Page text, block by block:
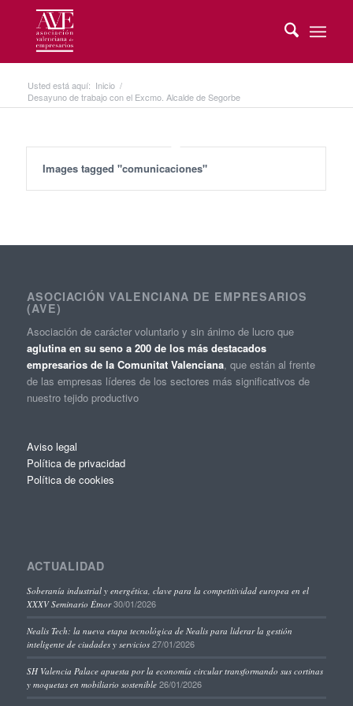
Usted está aquí: Inicio /
Desayuno de trabajo con el Excmo. Alcalde de Segorbe
Images tagged "comunicaciones"
ASOCIACIÓN VALENCIANA DE EMPRESARIOS
(AVE)
Asociación de carácter voluntario y sin ánimo de lucro que
aglutina en su seno a 200 de los más destacados
empresarios de la Comunitat Valenciana, que están al frente
de las empresas líderes de los sectores más significativos de
nuestro tejido productivo
Aviso legal
Política de privacidad
Política de cookies
ACTUALIDAD
Soberanía industrial y energética, clave para la competitividad europea en el
XXXV Seminario Étnor 30/01/2026
Nealis Tech: la nueva etapa tecnológica de Nealis para liderar la gestión
inteligente de ciudades y servicios 27/01/2026
SH Valencia Palace apuesta por la economía circular transformando sus cortinas
y moquetas en mobiliario sostenible 26/01/2026